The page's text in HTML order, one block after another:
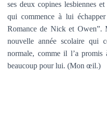
ses deux copines lesbiennes
qui commence à lui
Romance de Nick et Owen”.
nouvelle année scolaire qui
normale, comme il l’a promis
beaucoup pour lui. (Mon œil.)